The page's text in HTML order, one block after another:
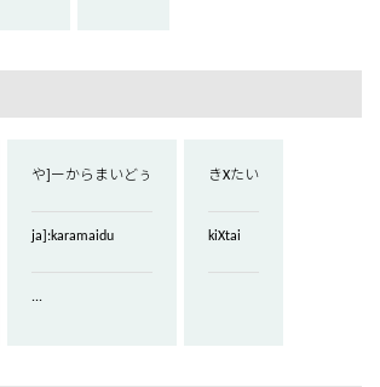
や]ーからまいどぅ
ja]:karamaidu
...
きXたい
kiXtai